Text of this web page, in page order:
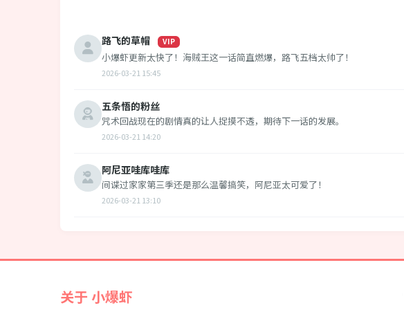
路飞的草帽 VIP
小爆虾更新太快了！海贼王这一话简直燃爆，路飞五档太帅了！
2026-03-21 15:45
五条悟的粉丝
咒术回战现在的剧情真的让人捉摸不透，期待下一话的发展。
2026-03-21 14:20
阿尼亚哇库哇库
间谍过家家第三季还是那么温馨搞笑，阿尼亚太可爱了！
2026-03-21 13:10
关于 小爆虾